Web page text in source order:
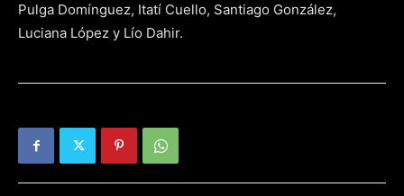
Pulga Domínguez, Itatí Cuello, Santiago González,
Luciana López y Lío Dahir.